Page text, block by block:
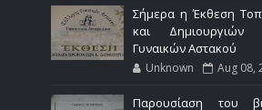
Σήμερα η Έκθεση
και Δημιουργιών
Γυναικών Αστακού
Unknown Aug 08,
Παρουσίαση του